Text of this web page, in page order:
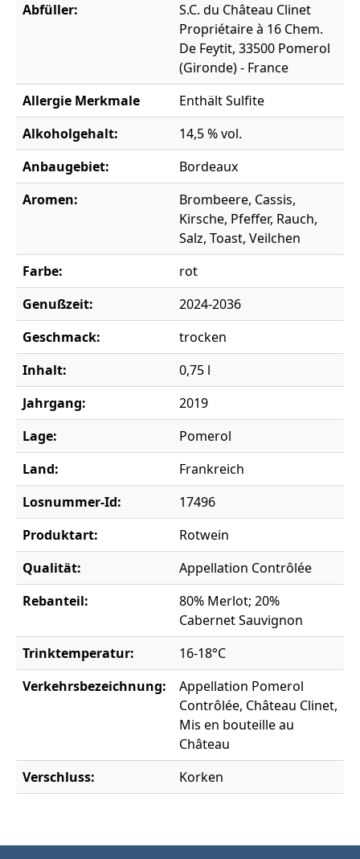
Abfüller:
S.C. du Château Clinet
Propriétaire à 16 Chem.
De Feytit, 33500 Pomerol
(Gironde) - France
Allergie Merkmale
Enthält Sulfite
Alkoholgehalt:
14,5 % vol.
Anbaugebiet:
Bordeaux
Aromen:
Brombeere, Cassis,
Kirsche, Pfeffer, Rauch,
Salz, Toast, Veilchen
Farbe:
rot
Genußzeit:
2024-2036
Geschmack:
trocken
Inhalt:
0,75 l
Jahrgang:
2019
Lage:
Pomerol
Land:
Frankreich
Losnummer-Id:
17496
Produktart:
Rotwein
Qualität:
Appellation Contrôlée
Rebanteil:
80% Merlot; 20%
Cabernet Sauvignon
Trinktemperatur:
16-18°C
Verkehrsbezeichnung:
Appellation Pomerol
Contrôlée, Château Clinet,
Mis en bouteille au
Château
Verschluss:
Korken